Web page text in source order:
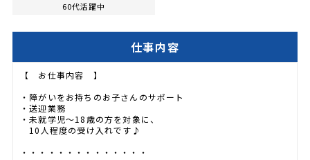
60代活躍中
仕事内容
【 お仕事内容 】
・障がいをお持ちのお子さんのサポート
・送迎業務
・未就学児～18歳の方を対象に、
10人程度の受け入れです♪
・・・・・・・・・・・・・・